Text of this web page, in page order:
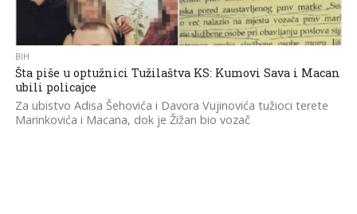
BIH
Šta piše u optužnici Tužilaštva KS: Kumovi Sava i Macan
ubili policajce
Za ubistvo Adisa Šehovića i Davora Vujinovića tužioci terete
Marinkovića i Macana, dok je Žižan bio vozač